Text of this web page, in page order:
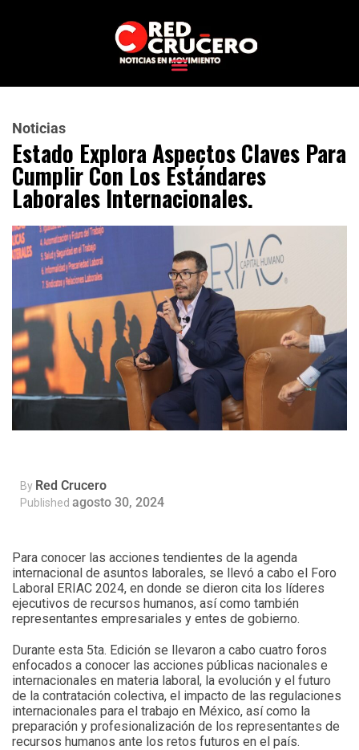
Noticias
Estado Explora Aspectos Claves Para
Cumplir Con Los Estándares
Laborales Internacionales.
By Red Crucero
Published agosto 30, 2024
Para conocer las acciones tendientes de la agenda
internacional de asuntos laborales, se llevó a cabo el Foro
Laboral ERIAC 2024, en donde se dieron cita los líderes
ejecutivos de recursos humanos, así como también
representantes empresariales y entes de gobierno.
Durante esta 5ta. Edición se llevaron a cabo cuatro foros
enfocados a conocer las acciones públicas nacionales e
internacionales en materia laboral, la evolución y el futuro
de la contratación colectiva, el impacto de las regulaciones
internacionales para el trabajo en México, así como la
preparación y profesionalización de los representantes de
recursos humanos ante los retos futuros en el país.